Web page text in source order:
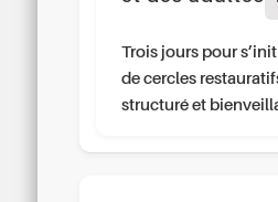
Trois jours pour
de cercles
structuré et